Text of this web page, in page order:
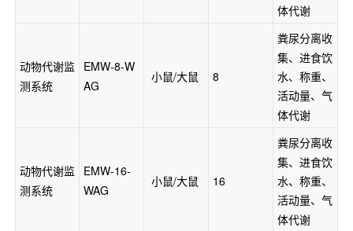
体代谢
动物代谢监
测系统
EMW-8-W
AG
小鼠/大鼠 8
粪尿分离收
集、 进食饮
水、 称重、
活动量、 气
体代谢
动物代谢监
测系统
EMW-16-
WAG
小鼠/大鼠 16
粪尿分离收
集、 进食饮
水、 称重、
活动量、 气
体代谢